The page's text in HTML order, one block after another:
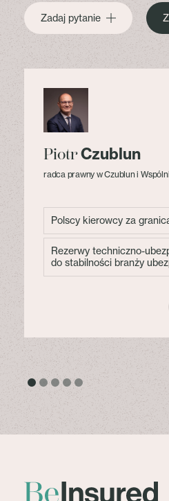
Zadaj pytanie
PiotrCzublun
radca prawny w Czublun i
Polscy kierowcy za
Rezerwy techniczno-
do stabilności branży